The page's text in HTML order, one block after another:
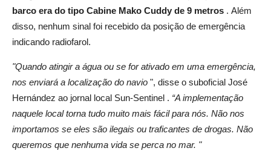
barco era do tipo Cabine Mako Cuddy de 9 metros . Além
disso, nenhum sinal foi recebido da posição de emergência
indicando radiofarol.
"Quando atingir a água ou se for ativado em uma emergência,
nos enviará a localização do navio ", disse o suboficial José
Hernández ao jornal local Sun-Sentinel . “A implementação
naquele local torna tudo muito mais fácil para nós. Não nos
importamos se eles são ilegais ou traficantes de drogas. Não
queremos que nenhuma vida se perca no mar. "